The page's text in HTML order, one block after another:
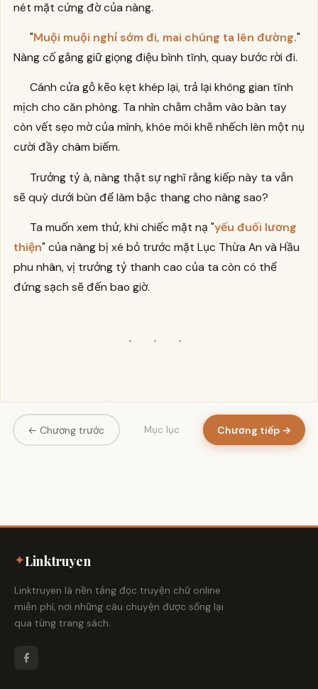
nét mặt cứng đờ của nàng.
"Muội muội nghỉ sớm đi, mai chúng ta lên đường."
Nàng cố gắng giữ giọng điệu bình tĩnh, quay bước rời đi.
Cánh cửa gỗ kẽo kẹt khép lại, trả lại không gian tĩnh
mịch cho căn phòng. Ta nhìn chằm chằm vào bàn tay
còn vết sẹo mờ của mình, khóe môi khẽ nhếch lên một nụ
cười đầy châm biếm.
Trưởng tỷ à, nàng thật sự nghĩ rằng kiếp này ta vẫn
sẽ quỳ dưới bùn để làm bậc thang cho nàng sao?
Ta muốn xem thử, khi chiếc mặt nạ "yếu đuối lương
thiện" của nàng bị xé bỏ trước mặt Lục Thừa An và Hầu
phu nhân, vị trưởng tỷ thanh cao của ta còn có thể
đứng sạch sẽ đến bao giờ.
· · ·
← Chương trước Mục lục Chương tiếp →
✦Linktruyen
Linktruyen là nền tảng đọc truyện chữ online
miễn phí, nơi những câu chuyện được sống lại
qua từng trang sách.